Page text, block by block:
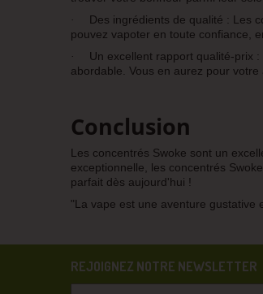
·
Des ingrédients de qualité : Les
pouvez vapoter en toute confiance,
·
Un excellent rapport qualité-prix
abordable. Vous en aurez pour
Conclusion
Les concentrés Swoke sont un
exceptionnelle, les concentrés
parfait dès aujourd'hui !
"La vape est une aventure gustative
REJOIGNEZ NOTRE NEWSLETTER